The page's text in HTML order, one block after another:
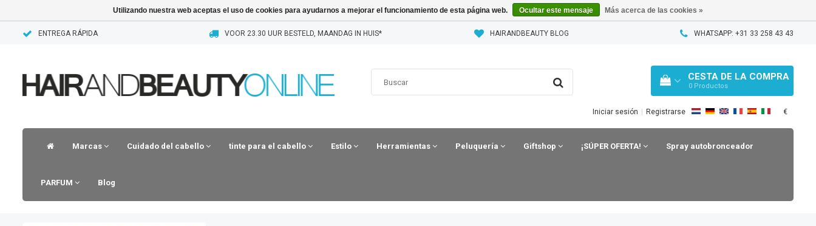
ENTREGA RÁPIDA VOOR 23.30 UUR BESTELD, MAANDAG IN HUIS* HAIRANDBEAUTY BLOG WHATSAPP: +31 33 258 43 43
CESTA DE LA COMPRA
0 Productos
Iniciar sesión Registrarse €
Marcas Cuidado del cabello tinte para el cabello Estilo Herramientas Peluquería Giftshop ¡SÚPER OFERTA! Spray autobronceador
PARFUM Blog
Utilizando nuestra web aceptas el uso de cookies para ayudarnos a mejorar el funcionamiento de esta página web. Ocultar este mensaje Más acerca de las cookies »